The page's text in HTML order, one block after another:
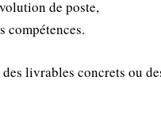
de poste,
compétences.
livrables concrets ou